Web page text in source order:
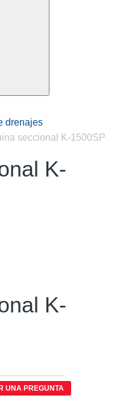
drenajes
seccional K-1500SP
K-
K-
UNA PREGUNTA